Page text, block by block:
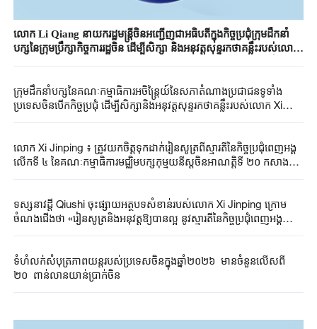
លោក Li Qiang នាយករដ្ឋមន្ត្រីចិនអញ្ជើញជាអធិបតីក្នុងកិច្ចប្រជុំក្រុមដឹកនាំ
បក្សនៃក្រុមប្រឹក្សាកិច្ចការរដ្ឋចិន ដើម្បីសិក្សា និងអនុវត្តសុន្ទរកថាគន្លឹះរបស់លោក
ស្មារតីនៃកិច្ចប្រជុំនេះ
ក្រុមដឹកនាំបក្សនៃគណៈកម្មាធិការអចិន្ត្រៃយ៍នៃសភាតំណាងប្រជាជនទូទាំង
ប្រទេសចិនបើកកិច្ចប្រជុំ ដើម្បីសិក្សានិងអនុវត្តសុន្ទរកថាគន្លឹះរបស់លោក Xi
កុម្មុយនីស្តចិនអាណត្តិទី២០ និងស្មារតីនៃកិច្ចប្រជុំនេះ
លោក Xi Jinping ៖ ត្រូវយកចិត្តទុកដាក់រៀនសូត្រពីស្មារតីនៃកិច្ចប្រជុំពេញអង្គ
លើកទី ៤ នៃគណៈកម្មាធិការមជ្ឈិមបក្សកុម្មុយនីស្តចិនអាណត្តិទី ២០ កសាង
ទស្សនាវដ្ដី Qiushi ចុះផ្សាយអត្ថបទសំខាន់របស់លោក Xi Jinping ក្រោម
ចំណងជើងថា «រៀនសូត្រនិងអនុវត្តឱ្យបានល្អ នូវស្មារតីនៃកិច្ចប្រជុំពេញអង្គ
ទំហំ​​លក់​សំបុត្រ​ភាពយន្ត​របស់​ប្រទេស​ចិនក្នុង​​ឆ្នាំ២០២៦​ មាន​ចំនួន​​លើស​ពី
២០ ពាន់​លាន​យាន់​ប្រាក់​ចិន​